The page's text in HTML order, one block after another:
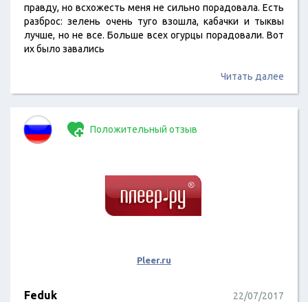
правду, но всхожесть меня не сильно порадовала. Есть
разброс: зелень очень туго взошла, кабачки и тыквы
лучше, но не все. Больше всех огурцы порадовали. Вот
их было завались
Читать далее
Положительный отзыв
Pleer.ru
Feduk
22/07/2017